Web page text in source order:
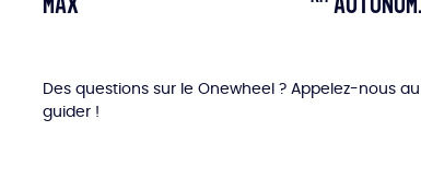
Des questions sur le Onewheel ? Appelez-nous au
guider !